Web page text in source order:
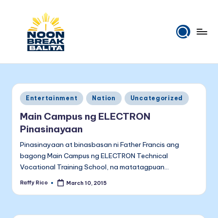
o
n
B
e
a
k
tuwing
tanghali.
Posted
in
Entertainment Nation Uncategorized
Main Campus ng ELECTRON
Pinasinayaan
Pinasinayaan at binasbasan ni Father Francis ang
bagong Main Campus ng ELECTRON Technical
Vocational Training School, na matatagpuan…
Posted
Raffy Rico March 10, 2015